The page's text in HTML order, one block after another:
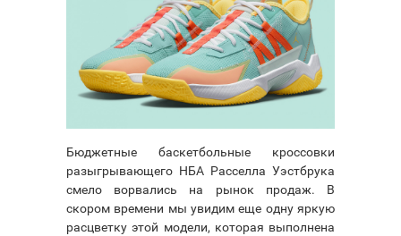
Бюджетные баскетбольные кроссовки
разыгрывающего НБА Расселла Уэстбрука
смело ворвались на рынок продаж. В
скором времени мы увидим еще одну яркую
расцветку этой модели, которая выполнена